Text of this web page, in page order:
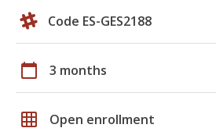
Code ES-GES2188
calendar_today 3 months
grid_on Open enrollment